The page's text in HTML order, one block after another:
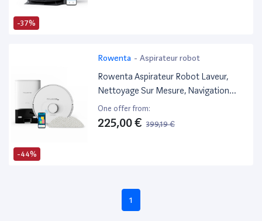
-37%
-44%
Rowenta - Aspirateur robot
Rowenta Aspirateur Robot Laveur,
Nettoyage Sur Mesure, Navigation
Laser Ultraprécise, Silencieux,
Autonomie Longue Durée, Vidage
One offer from:
225,00 € 399,19 €
1